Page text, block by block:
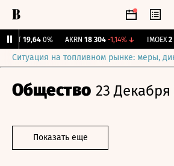
19,64 0% AKRN 18 304 -1,14%↓ IMOEX 2
Ситуация на топливном рынке: меры,
Общество 23 Декабря
Показать еще